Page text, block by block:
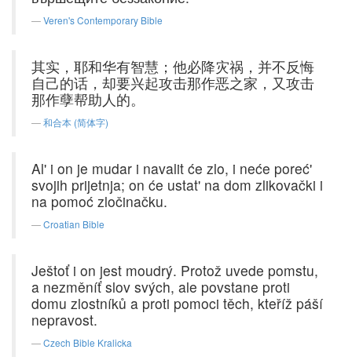
Veren's Contemporary Bible
其实，耶和华有智慧；他必降灾祸，并不反悔
自己的话，却要兴起攻击那作恶之家，又攻击
那作孽帮助人的。
和合本 (简体字)
Al' i on je mudar i navalit će zlo, i neće poreć'
svojih prijetnja; on će ustat' na dom zlikovački i
na pomoć zločinačku.
Croatian Bible
Ještoť i on jest moudrý. Protož uvede pomstu,
a nezměníť slov svých, ale povstane proti
domu zlostníků a proti pomoci těch, kteříž páší
nepravost.
Czech Bible Kralicka